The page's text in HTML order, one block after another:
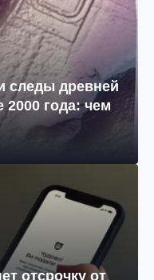
следы древней
2000 года: чем
отсрочку от